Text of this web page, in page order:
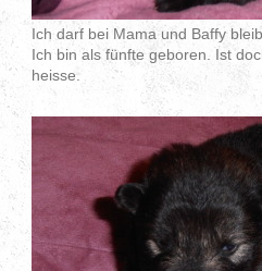
Ich darf bei Mama und Baffy
Ich bin als fünfte geboren. Ist
heisse.